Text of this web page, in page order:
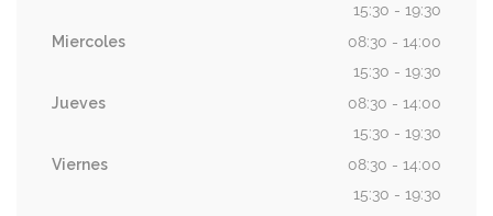
15:30 - 19:30
Miercoles
08:30 - 14:00
15:30 - 19:30
Jueves
08:30 - 14:00
15:30 - 19:30
Viernes
08:30 - 14:00
15:30 - 19:30